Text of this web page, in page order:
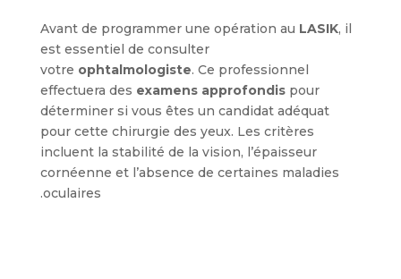
Avant de programmer une opération au LASIK, il
est essentiel de consulter
votre ophtalmologiste. Ce professionnel
effectuera des examens approfondispour
déterminer si vous êtes un candidat adéquat
pour cette chirurgie des yeux. Les critères
incluent la stabilité de la vision, l’épaisseur
cornéenne et l’absence de certaines maladies
oculaires.